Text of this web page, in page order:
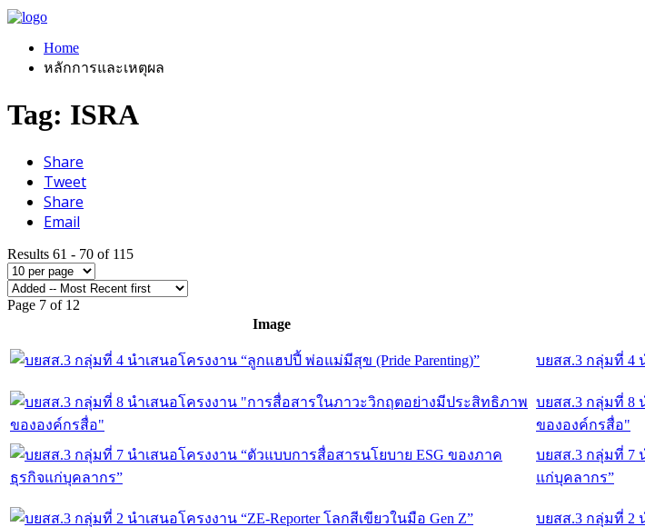
Home
หลักการและเหตุผล
Tag: ISRA
Share
Tweet
Share
Email
Results 61 - 70 of 115
Page 7 of 12
Image
บยสส.3 กลุ่มที่ 4
บยสส.3 กลุ่มที่ 8
ขององค์กรสื่อ"
บยสส.3 กลุ่มที่ 7
แก่บุคลากร”
บยสส.3 กลุ่มที่ 2